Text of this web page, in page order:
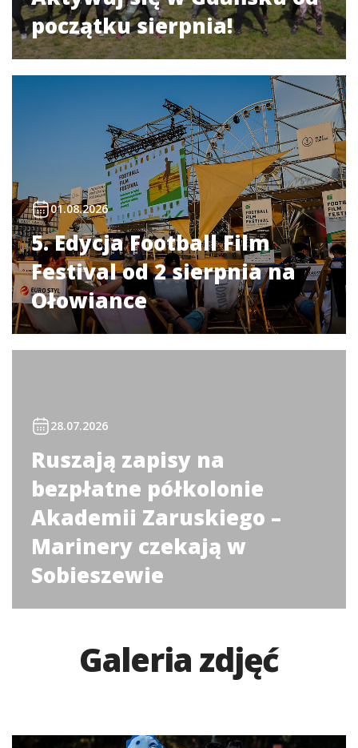
początku sierpnia!
01.08.2026
5. Edycja Football Film
Festival od 2 sierpnia na
Ołowiance
28.07.2026
Ruszają zapisy na
bezpłatne półkolonie
Akademii Zaruskiego –
Marinery czekają w
Sobieszewie
Galeria zdjęć